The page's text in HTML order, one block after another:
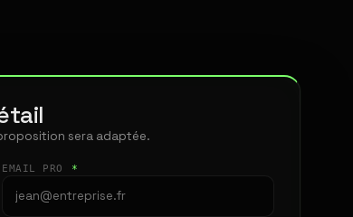
sera adaptée.
EMAIL PRO *